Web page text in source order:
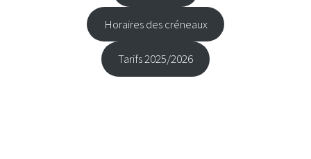
Horaires des créneaux
Tarifs 2025/2026